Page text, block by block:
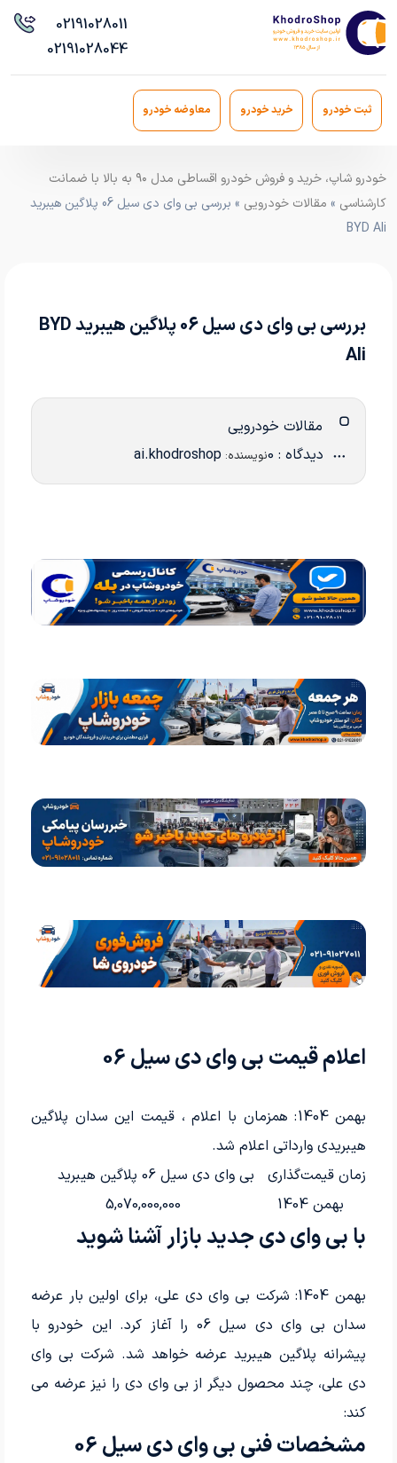
02191028011
02191028044
ثبت خودرو خرید خودرو معاوضه خودرو
خودرو شاپ، خرید و فروش خودرو اقساطی مدل ۹۰ به بالا با ضمانت
کارشناسی » مقالات خودرویی
» بررسی بی وای دی سیل 06 پلاگین هیبرید
BYD Ali
بررسی بی وای دی سیل 06 پلاگین هیبرید BYD
Ali
مقالات خودرویی
دیدگاه : 0 نویسنده: ai.khodroshop
اعلام قیمت بی وای دی سیل 06
بهمن 1404: همزمان با اعلام
، قیمت این سدان پلاگین
هیبریدی وارداتی اعلام شد.
زمان قیمت‌گذاری
بی وای دی سیل 06 پلاگین هیبرید
بهمن 1404
5,070,000,000
با بی وای دی جدید بازار آشنا شوید
بهمن 1404: شرکت بی وای دی علی، برای اولین بار عرضه
سدان بی وای دی سیل 06 را آغاز کرد. این خودرو با
پیشرانه پلاگین هیبرید عرضه خواهد شد. شرکت بی وای
دی علی، چند محصول دیگر از بی وای دی را نیز عرضه می
کند:
مشخصات فنی بی وای دی سیل 06